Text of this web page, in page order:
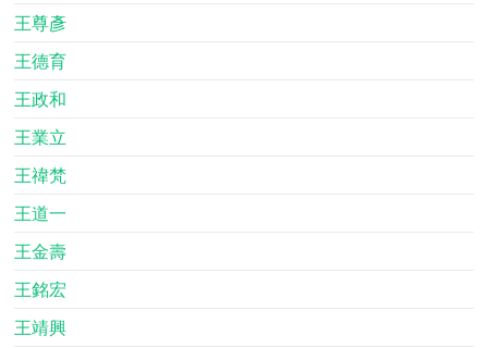
王尊彥
王德育
王政和
王業立
王禕梵
王道一
王金壽
王銘宏
王靖興